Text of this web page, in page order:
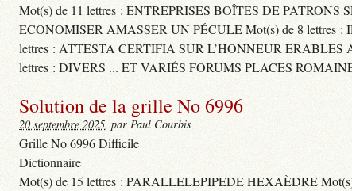
Mot(s) de 11 lettres : ENTREPRISES BOÎTES DE
ECONOMISER AMASSER UN PÉCULE Mot(s) de 8 lettres
lettres : ATTESTA CERTIFIA SUR L’HONNEUR
lettres : DIVERS ... ET VARIÉS FORUMS PLACES
Solution de la grille No 6996
20 septembre 2025, par Paul Courbis
Grille No 6996 Difficile
Dictionnaire
Mot(s) de 15 lettres : PARALLELEPIPEDE HEXAÈDRE